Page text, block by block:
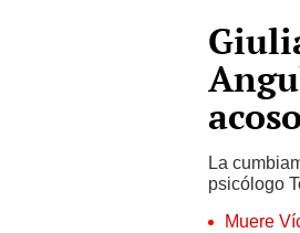
La
psicólogo
Muere